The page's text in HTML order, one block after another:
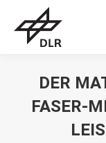
DER
FASER-